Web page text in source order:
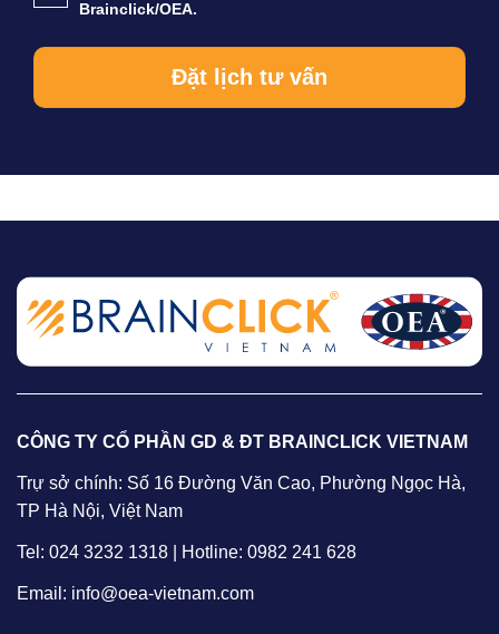
Brainclick/OEA.
CÔNG TY CỔ PHẦN GD & ĐT BRAINCLICK VIETNAM
Trự sở chính: Số 16 Đường Văn Cao, Phường Ngọc Hà,
TP Hà Nội, Việt Nam
Tel: 024 3232 1318 | Hotline: 0982 241 628
Email: info@oea-vietnam.com